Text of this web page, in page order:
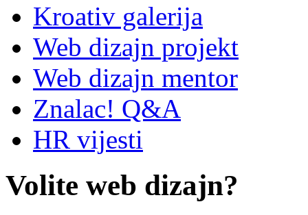
Kroativ galerija
Web dizajn projekt
Web dizajn mentor
Znalac! Q&A
HR vijesti
Volite web dizajn?